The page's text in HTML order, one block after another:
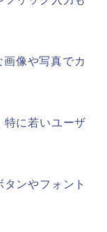
像や写真でカ
特に若いユーザ
ンやフォント